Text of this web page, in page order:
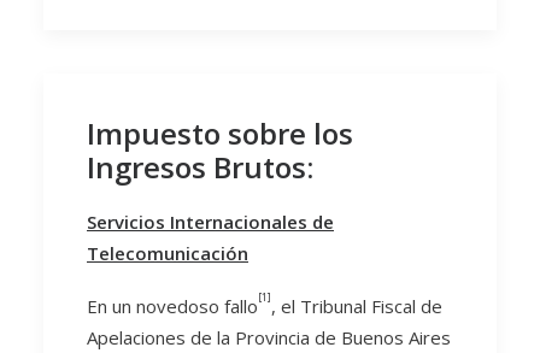
Impuesto sobre los
Ingresos Brutos:
Servicios Internacionales de
Telecomunicación
En un novedoso fallo[1], el Tribunal Fiscal de
Apelaciones de la Provincia de Buenos Aires